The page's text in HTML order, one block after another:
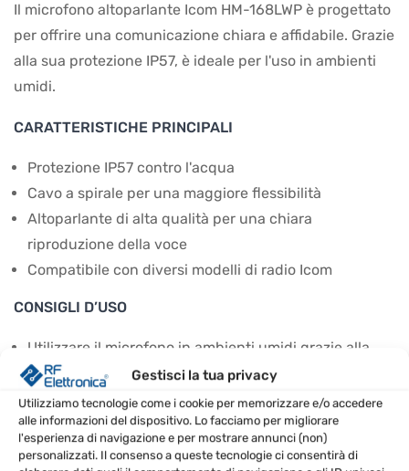
Gestisci la tua privacy
Utilizziamo tecnologie come i cookie per memorizzare e/o accedere
alle informazioni del dispositivo. Lo facciamo per migliorare
l'esperienza di navigazione e per mostrare annunci (non)
personalizzati. Il consenso a queste tecnologie ci consentirà di
Il microfono altoparlante Icom HM-168LWP è progettato
per offrire una comunicazione chiara e affidabile. Grazie
alla sua protezione IP57, è ideale per l'uso in ambienti
umidi.
CARATTERISTICHE PRINCIPALI
Protezione IP57 contro l'acqua
Cavo a spirale per una maggiore flessibilità
Altoparlante di alta qualità per una chiara
riproduzione della voce
Compatibile con diversi modelli di radio Icom
CONSIGLI D’USO
Utilizzare il microfono in ambienti umidi grazie alla
sua protezione dall'acqua.
Collegare il microfono direttamente alla radio per un
uso immediato.
Evitare di sovraccaricare il cavo a spirale per